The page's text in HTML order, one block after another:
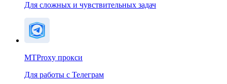
Для сложных и чувствительных задач
MTProxy прокси
Для работы с Телеграм